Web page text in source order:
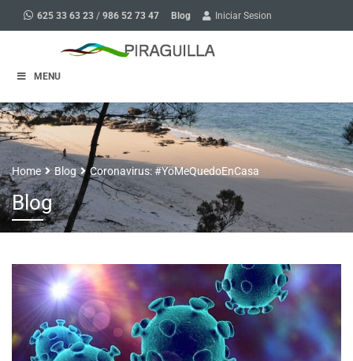
625 33 63 23 / 986 52 73 47 Blog Iniciar Sesion
MENU
Home Blog Coronavirus: #YoMeQuedoEnCasa
Blog